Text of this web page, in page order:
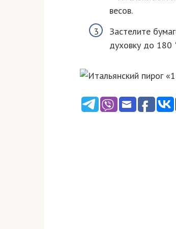
Застелите
духовку до 180